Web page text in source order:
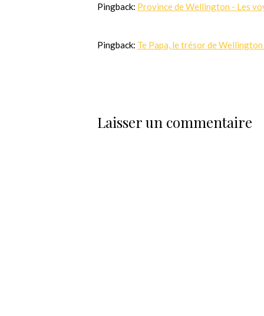
Pingback: Province de Wellington - Les
Pingback: Te Papa, le trésor de
Laisser un commentaire